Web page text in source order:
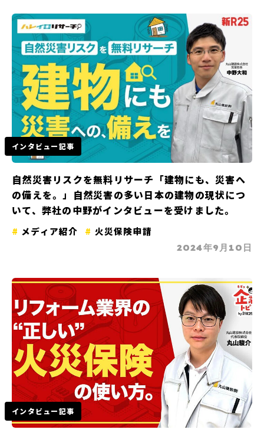
インタビュー記事
自然災害リスクを無料リサーチ「建物にも、災害へ
の備えを。」自然災害の多い日本の建物の現状につ
いて、弊社の中野がインタビューを受けました。
メディア紹介 火災保険申請
2024年9月10日
インタビュー記事